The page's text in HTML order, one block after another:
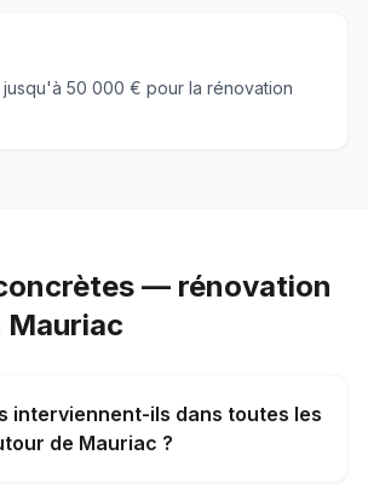
50 000 € pour la rénovation
— rénovation
Mauriac
interviennent-ils dans toutes les
de Mauriac ?